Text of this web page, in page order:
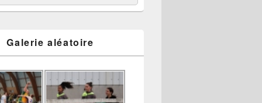
Galerie aléatoire